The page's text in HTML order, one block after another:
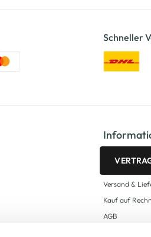
Schneller
Versand &
Kauf auf
AGB